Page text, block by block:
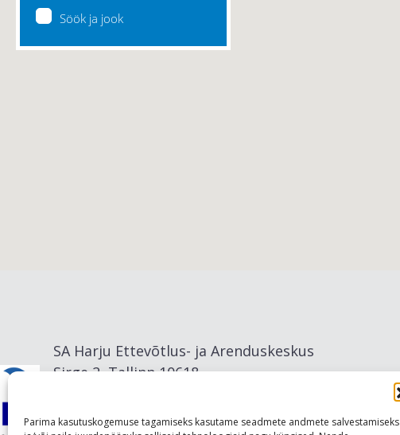
Parima kasutuskogemuse tagamiseks kasutame seadmete andmete salvestamiseks
Söök ja jook
SA Harju Ettevõtlus- ja Arenduskeskus
Sirge 2, Tallinn 10618